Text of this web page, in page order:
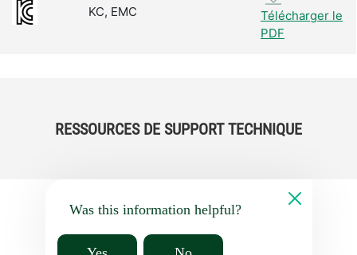
KC, EMC
Télécharger le
PDF
RESSOURCES DE SUPPORT TECHNIQUE
Was this information helpful?